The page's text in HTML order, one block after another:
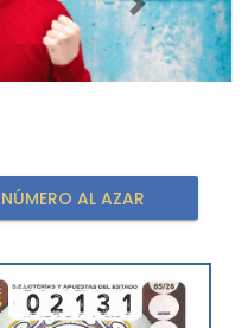
Imagen
NÚMERO AL AZAR